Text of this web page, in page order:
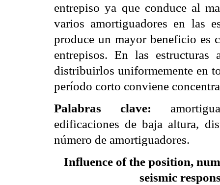
entrepiso ya que conduce al
varios amortiguadores en las
produce un mayor beneficio es
entrepisos. En las estructuras
distribuirlos uniformemente en
período corto conviene
Palabras clave:
edificaciones de baja altura,
número de amortiguadores.
Influence of the position,
seismic